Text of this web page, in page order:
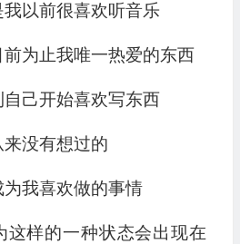
以前很喜欢听音乐
为止我唯一热爱的东西
己开始喜欢写东西
没有想过的
我喜欢做的事情
这样的一种状态会出现在